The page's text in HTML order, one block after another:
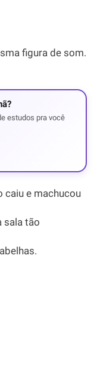
figura de som.
estudos pra você
caiu e machucou
sala tão